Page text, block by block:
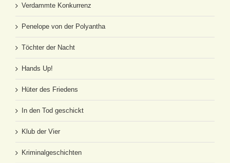
Verdammte Konkurrenz
Penelope von der Polyantha
Töchter der Nacht
Hands Up!
Hüter des Friedens
In den Tod geschickt
Klub der Vier
Kriminalgeschichten